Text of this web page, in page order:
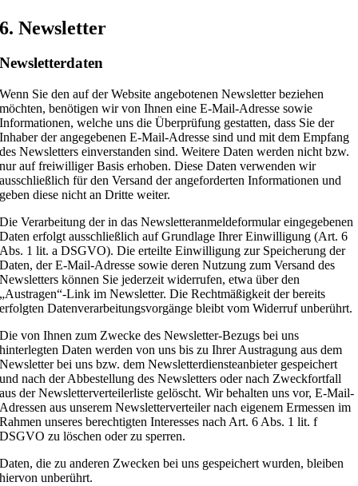
6. Newsletter
Newsletter­daten
Wenn Sie den auf der Website angebotenen Newsletter beziehen
möchten, benötigen wir von Ihnen eine E-Mail-Adresse sowie
Informationen, welche uns die Überprüfung gestatten, dass Sie der
Inhaber der angegebenen E-Mail-Adresse sind und mit dem Empfang
des Newsletters einverstanden sind. Weitere Daten werden nicht bzw.
nur auf freiwilliger Basis erhoben. Diese Daten verwenden wir
ausschließlich für den Versand der angeforderten Informationen und
geben diese nicht an Dritte weiter.
Die Verarbeitung der in das Newsletteranmeldeformular eingegebenen
Daten erfolgt ausschließlich auf Grundlage Ihrer Einwilligung (Art. 6
Abs. 1 lit. a DSGVO). Die erteilte Einwilligung zur Speicherung der
Daten, der E-Mail-Adresse sowie deren Nutzung zum Versand des
Newsletters können Sie jederzeit widerrufen, etwa über den
„Austragen“-Link im Newsletter. Die Rechtmäßigkeit der bereits
erfolgten Datenverarbeitungsvorgänge bleibt vom Widerruf unberührt.
Die von Ihnen zum Zwecke des Newsletter-Bezugs bei uns
hinterlegten Daten werden von uns bis zu Ihrer Austragung aus dem
Newsletter bei uns bzw. dem Newsletterdiensteanbieter gespeichert
und nach der Abbestellung des Newsletters oder nach Zweckfortfall
aus der Newsletterverteilerliste gelöscht. Wir behalten uns vor, E-Mail-
Adressen aus unserem Newsletterverteiler nach eigenem Ermessen im
Rahmen unseres berechtigten Interesses nach Art. 6 Abs. 1 lit. f
DSGVO zu löschen oder zu sperren.
Daten, die zu anderen Zwecken bei uns gespeichert wurden, bleiben
hiervon unberührt.